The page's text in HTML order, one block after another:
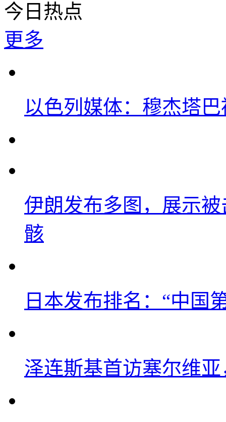
今日热点
更多
以色列媒体：穆杰塔
伊朗发布多图，展示
骸
日本发布排名：“中国
泽连斯基首访塞尔维